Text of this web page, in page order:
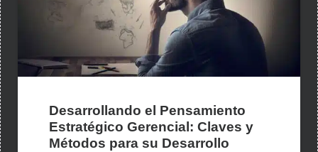
Desarrollando el Pensamiento
Estratégico Gerencial: Claves y
Métodos para su Desarrollo